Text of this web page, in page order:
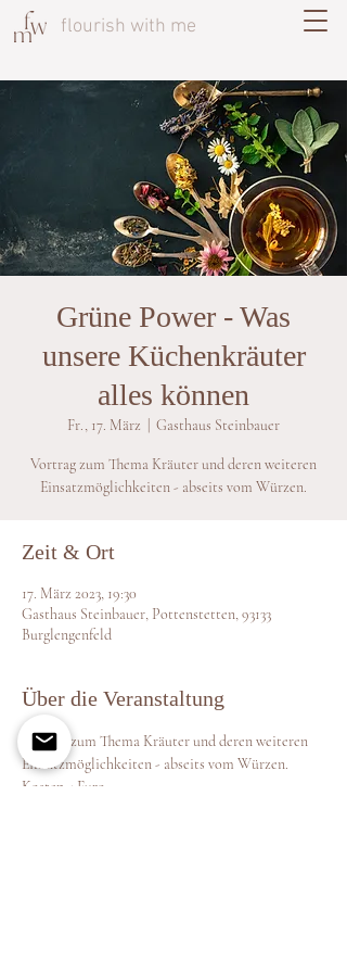
flourish with me
Grüne Power - Was
unsere Küchenkräuter
alles können
Fr., 17. März Gasthaus Steinbauer
Vortrag zum Thema Kräuter und deren weiteren
Einsatzmöglichkeiten - abseits vom Würzen.
Zeit & Ort
17. März 2023, 19:30
Gasthaus Steinbauer, Pottenstetten, 93133
Burglengenfeld
Über die Veranstaltung
Vortrag zum Thema Kräuter und deren weiteren
Einsatzmöglichkeiten - abseits vom Würzen.
Kosten 4 Euro